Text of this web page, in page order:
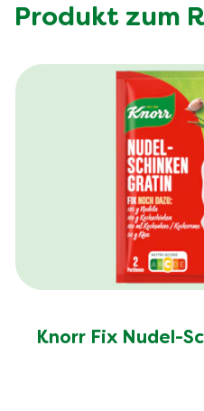
Produkt zum
Knorr Fix Nudel-